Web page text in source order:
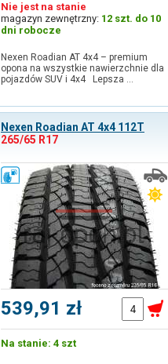
Nie jest na stanie
magazyn zewnętrzny: 12 szt. do 10
dni robocze
Nexen Roadian AT 4x4 – premium
opona na wszystkie nawierzchnie dla
pojazdów SUV i 4x4 Lepsza …
Nexen Roadian AT 4x4 112T
265/65 R17
539,91 zł
Na stanie: 4 szt